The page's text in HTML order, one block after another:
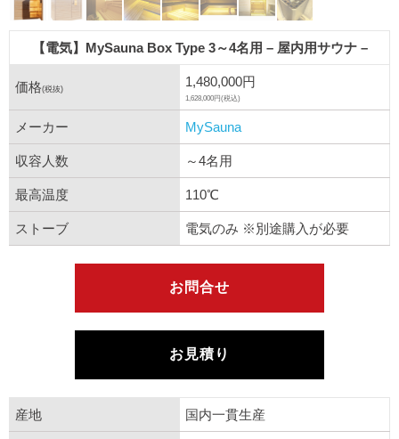
【電気】MySauna Box Type 3～4名用 – 屋内用サウナ –
価格(税抜) 1,480,000円
1,628,000円(税込)
メーカー MySauna
収容人数 ～4名用
最高温度 110℃
ストーブ 電気のみ ※別途購入が必要
お問合せ
お見積り
産地 国内一貫生産